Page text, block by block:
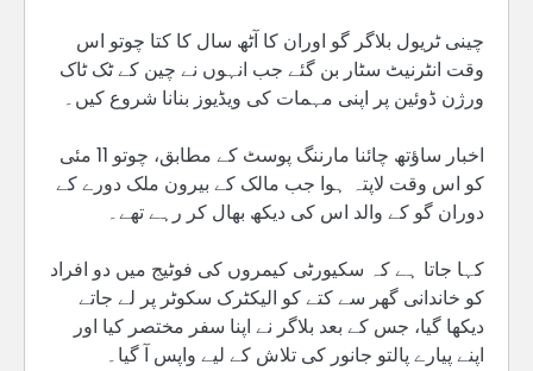
چینی ٹریول بلاگر گو اوران کا آٹھ سال کا کتا چوتو اس
وقت انٹرنیٹ سٹار بن گئے جب انہوں نے چین کے ٹک ٹاک
ورژن ڈوئین پر اپنی مہمات کی ویڈیوز بنانا شروع کیں۔
اخبار ساؤتھ چائنا مارننگ پوسٹ کے مطابق، چوتو 11 مئی
کو اس وقت لاپتہ ہوا جب مالک کے بیرون ملک دورے کے
دوران گو کے والد اس کی دیکھ بھال کر رہے تھے۔
کہا جاتا ہے کہ سکیورٹی کیمروں کی فوٹیج میں دو افراد
کو خاندانی گھر سے کتے کو الیکٹرک سکوٹر پر لے جاتے
دیکھا گیا، جس کے بعد بلاگر نے اپنا سفر مختصر کیا اور
اپنے پیارے پالتو جانور کی تلاش کے لیے واپس آ گیا۔